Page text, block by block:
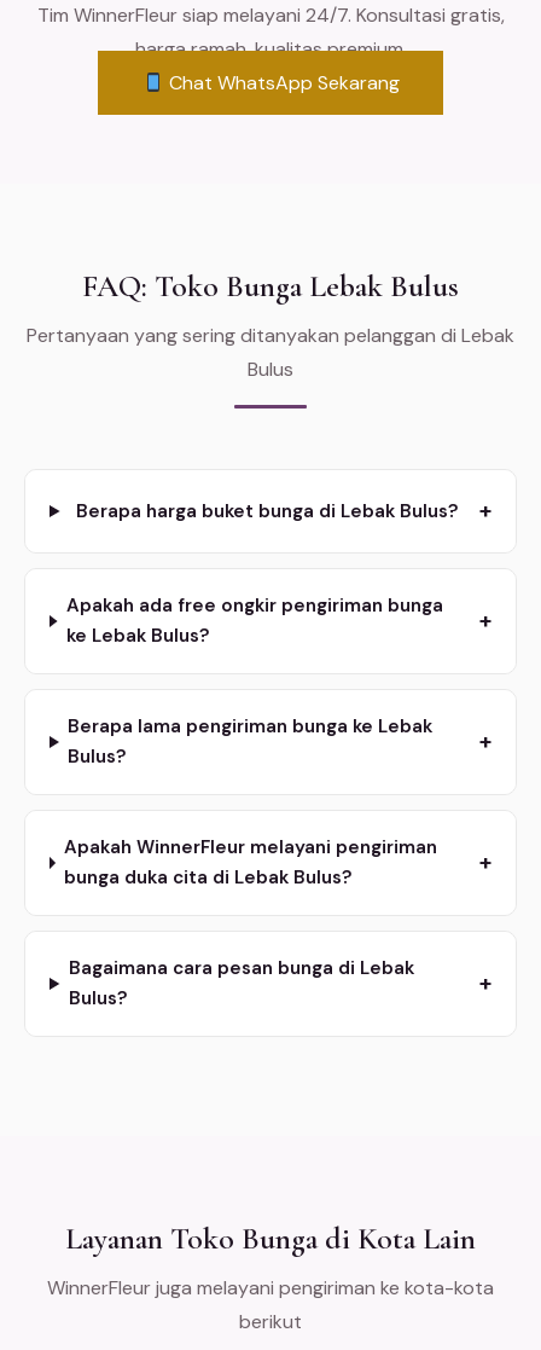
Tim WinnerFleur siap melayani 24/7. Konsultasi gratis,
harga ramah, kualitas premium.
Chat WhatsApp Sekarang
FAQ: Toko Bunga Lebak Bulus
Pertanyaan yang sering ditanyakan pelanggan di Lebak
Bulus
Berapa harga buket bunga di Lebak Bulus? +
Apakah ada free ongkir pengiriman bunga
ke Lebak Bulus?
+
Berapa lama pengiriman bunga ke Lebak
Bulus?
+
Apakah WinnerFleur melayani pengiriman
bunga duka cita di Lebak Bulus?
+
Bagaimana cara pesan bunga di Lebak
Bulus?
+
Layanan Toko Bunga di Kota Lain
WinnerFleur juga melayani pengiriman ke kota-kota
berikut